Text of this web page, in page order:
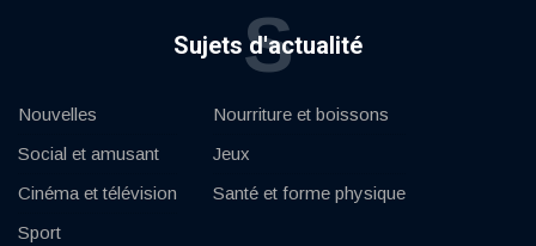
Sujets d'actualité
S
Nouvelles
Social et amusant
Cinéma et télévision
Sport
Nourriture et boissons
Jeux
Santé et forme physique